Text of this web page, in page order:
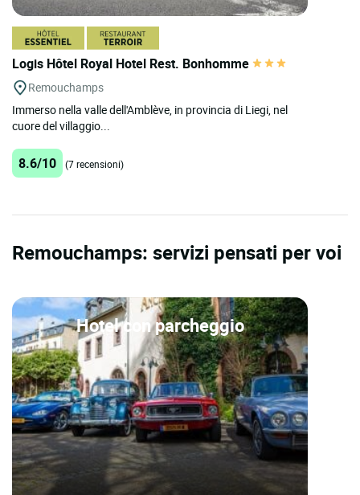
Logis Hôtel Royal Hotel Rest. Bonhomme
Remouchamps
Immerso nella valle dell'Amblève, in provincia di Liegi, nel
cuore del villaggio...
8.6/10 (7 recensioni)
Remouchamps: servizi pensati per voi
Hotel con parcheggio